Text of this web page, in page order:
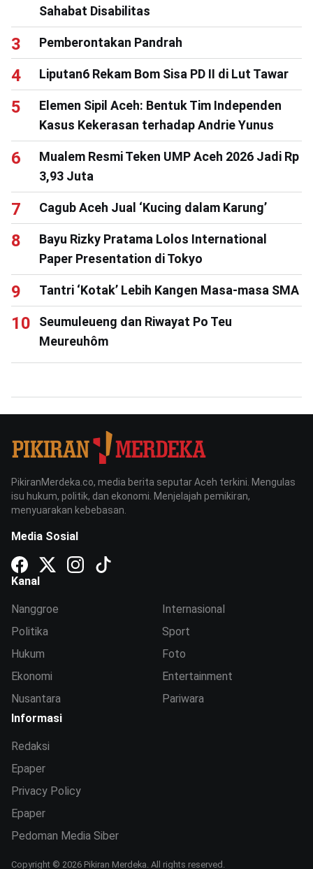
Sahabat Disabilitas
Pemberontakan Pandrah
Liputan6 Rekam Bom Sisa PD II di Lut Tawar
Elemen Sipil Aceh: Bentuk Tim Independen
Kasus Kekerasan terhadap Andrie Yunus
Mualem Resmi Teken UMP Aceh 2026 Jadi Rp
3,93 Juta
Cagub Aceh Jual ‘Kucing dalam Karung’
Bayu Rizky Pratama Lolos International
Paper Presentation di Tokyo
Tantri ‘Kotak’ Lebih Kangen Masa-masa SMA
Seumuleueng dan Riwayat Po Teu
Meureuhôm
PikiranMerdeka.co, media berita seputar Aceh terkini. Mengulas
isu hukum, politik, dan ekonomi. Menjelajah pemikiran,
menyuarakan kebebasan.
Media Sosial
Kanal
Nanggroe
Politika
Hukum
Ekonomi
Nusantara
Internasional
Sport
Foto
Entertainment
Pariwara
Informasi
Redaksi
Epaper
Privacy Policy
Epaper
Pedoman Media Siber
Copyright © 2026 Pikiran Merdeka. All rights reserved.